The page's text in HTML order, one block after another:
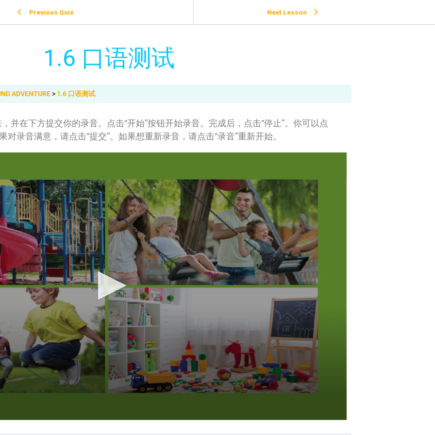
Previous Quiz Next Lesson
1.6 口语测试
ADVENTURE 1.6 口语测试
并在下方提交你的录音。点击“开始”按钮开始录音。完成后，点击“停止”。你可以点
对录音满意，请点击“提交”。如果想重新录音，请点击“录音”重新开始。